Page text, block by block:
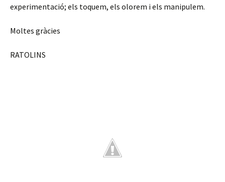
experimentació; els toquem, els olorem i els manipulem.
Moltes gràcies
RATOLINS